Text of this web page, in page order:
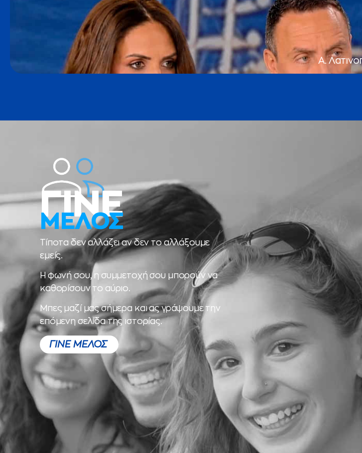
Α.
ΓΙΝΕ
ΜΕΛΟΣ
Τίποτα δεν αλλάζει αν δεν το αλλάξουμε
εμείς.
Η φωνή σου, η συμμετοχή σου μπορούν να
καθορίσουν το αύριο.
Μπες μαζί μας σήμερα και ας γράψουμε την
επόμενη σελίδα της ιστορίας.
ΓΙΝΕ ΜΕΛΟΣ